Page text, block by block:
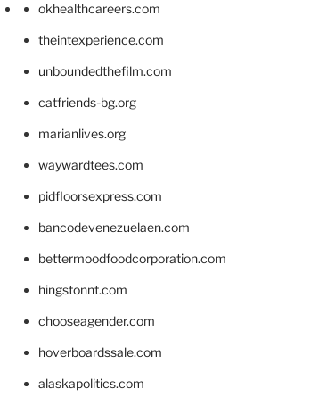
okhealthcareers.com
theintexperience.com
unboundedthefilm.com
catfriends-bg.org
marianlives.org
waywardtees.com
pidfloorsexpress.com
bancodevenezuelaen.com
bettermoodfoodcorporation.com
hingstonnt.com
chooseagender.com
hoverboardssale.com
alaskapolitics.com